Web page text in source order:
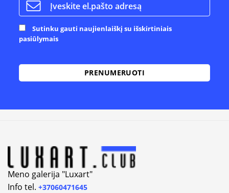
Sutinku gauti naujienlaiškį su išskirtiniais
pasiūlymais
Meno galerija "Luxart"
Info tel. +37060471645